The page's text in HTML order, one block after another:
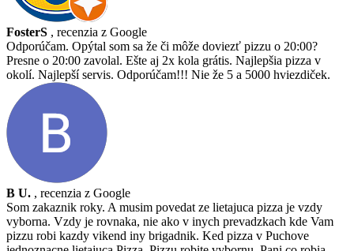
FosterS , recenzia z Google
Odporúčam. Opýtal som sa že či môže doviezť pizzu o 20:00?
Presne o 20:00 zavolal. Ešte aj 2x kola grátis. Najlepšia pizza v
okolí. Najlepší servis. Odporúčam!!! Nie že 5 a 5000 hviezdiček.
B U. , recenzia z Google
Som zakaznik roky. A musim povedat ze lietajuca pizza je vzdy
vyborna. Vzdy je rovnaka, nie ako v inych prevadzkach kde Vam
pizzu robi kazdy vikend iny brigadnik. Ked pizza v Puchove